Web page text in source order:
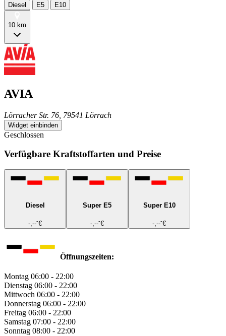
Diesel E5 E10
10 km
AVIA
Lörracher Str. 76, 79541 Lörrach
Widget einbinden
Geschlossen
Verfügbare Kraftstoffarten und Preise
Diesel
-,---€
Super E5
-,---€
Super E10
-,---€
Öffnungszeiten:
Montag 06:00 - 22:00
Dienstag 06:00 - 22:00
Mittwoch 06:00 - 22:00
Donnerstag 06:00 - 22:00
Freitag 06:00 - 22:00
Samstag 07:00 - 22:00
Sonntag 08:00 - 22:00